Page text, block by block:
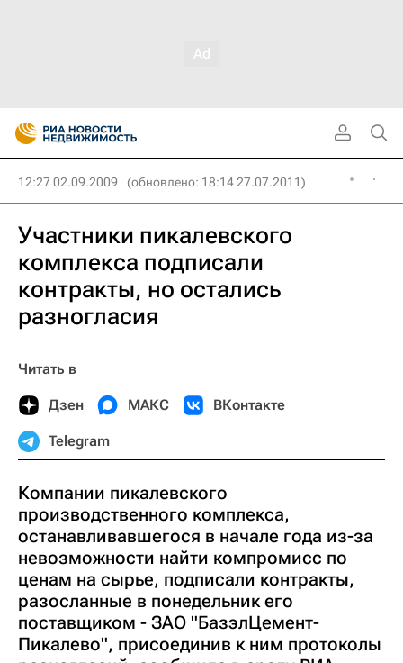
12:27 02.09.2009 (обновлено: 18:14 27.07.2011)
Участники пикалевского
комплекса подписали
контракты, но остались
разногласия
Читать в
Дзен МАКС ВКонтакте
Telegram
Компании пикалевского
производственного комплекса,
останавливавшегося в начале года из-за
невозможности найти компромисс по
ценам на сырье, подписали контракты,
разосланные в понедельник его
поставщиком - ЗАО "БазэлЦемент-
Пикалево", присоединив к ним протоколы